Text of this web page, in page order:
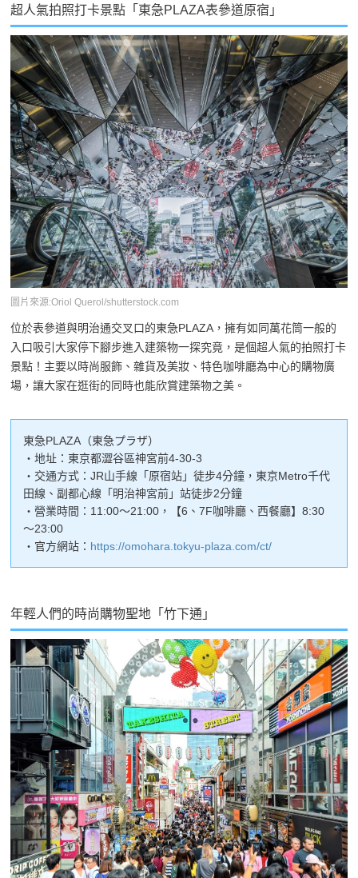
超人氣拍照打卡景點「東急PLAZA表參道原宿」
圖片來源:Oriol Querol/shutterstock.com
位於表參道與明治通交叉口的東急PLAZA，擁有如同萬花筒一般的
入口吸引大家停下腳步進入建築物一探究竟，是個超人氣的拍照打卡
景點！主要以時尚服飾、雜貨及美妝、特色咖啡廳為中心的購物廣
場，讓大家在逛街的同時也能欣賞建築物之美。
東急PLAZA（東急プラザ）
・地址：東京都澀谷區神宮前4-30-3
・交通方式：JR山手線「原宿站」徒步4分鐘，東京Metro千代
田線、副都心線「明治神宮前」站徒步2分鐘
・營業時間：11:00～21:00，【6、7F咖啡廳、西餐廳】8:30
～23:00
・官方網站： https://omohara.tokyu-plaza.com/ct/
年輕人們的時尚購物聖地「竹下通」